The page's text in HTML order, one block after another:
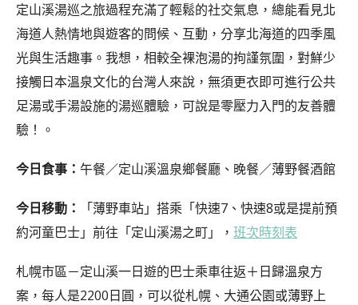
定山溪湯巡之旅過程充滿了輕鬆的社交氣息，總能看見北
海道人熱情地與遊客的問候、互動，分享北海道的四季風
光與生活趣事。我想，相較全裸泡湯的拘謹氛圍，對鮮少
接觸日本溫泉文化的台灣人來說，無須更衣即可進行公共
足湯或手湯設施的湯巡體驗，可說是零壓力入門的友善體
驗！。
今日食事： 午餐／定山溪溫泉鄉餐廳、晚餐／薄野餐酒館
今日移動：
「薄野車站」搭乘「快速7、快速8或是提前預
約河童巴士」前往「定山溪湯之町」， 班次時刻表
札幌市區－定山溪一日遊的巴士乘車往返＋日歸溫泉方
案，每人是2200日圓，可以從札幌、大通公園或薄野上